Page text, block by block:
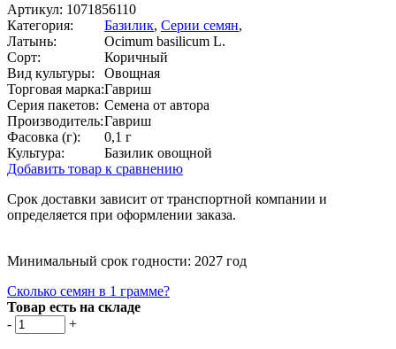
Артикул: 1071856110
Категория:
Базилик, Серии семян,
Латынь:
Ocimum basilicum L.
Сорт:
Коричный
Вид культуры:
Овощная
Торговая марка:Гавриш
Серия пакетов: Семена от автора
Производитель:Гавриш
Фасовка (г):
0,1 г
Культура:
Базилик овощной
Добавить товар к сравнению
Срок доставки зависит от транспортной компании и
определяется при оформлении заказа.
Минимальный срок годности: 2027 год
Сколько семян в 1 грамме?
Товар есть на складе
-
+